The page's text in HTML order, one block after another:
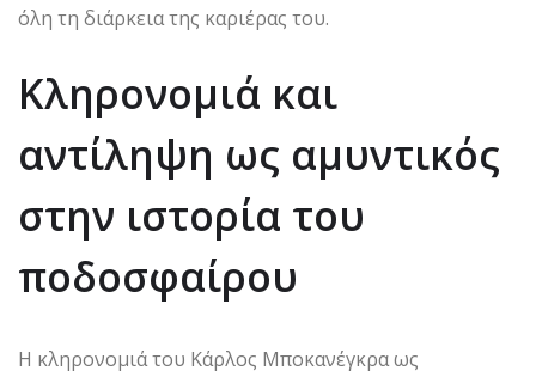
όλη τη διάρκεια της καριέρας του.
Κληρονομιά και
αντίληψη ως αμυντικός
στην ιστορία του
ποδοσφαίρου
Η κληρονομιά του Κάρλος Μποκανέγκρα ως